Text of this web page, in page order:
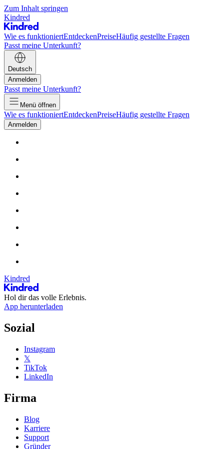
Zum Inhalt springen
Kindred
Wie es funktioniertEntdeckenPreiseHäufig gestellte Fragen
Passt meine Unterkunft?
Deutsch
Anmelden
Passt meine Unterkunft?
Menü öffnen
Wie es funktioniertEntdeckenPreiseHäufig gestellte Fragen
Anmelden
Kindred
Hol dir das volle Erlebnis.
App herunterladen
Sozial
Instagram
𝕏
TikTok
LinkedIn
Firma
Blog
Karriere
Support
Gründer